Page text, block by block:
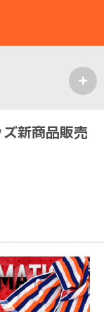
新商品販売